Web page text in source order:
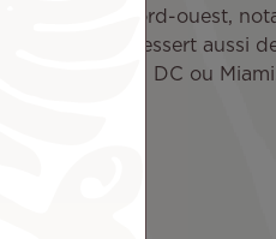
sur la côte nord-ouest,
aérienne dessert aussi
Washington DC ou